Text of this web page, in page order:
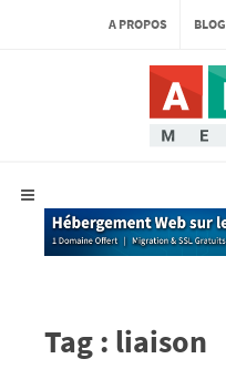
A PROPOS BLOG
Tag : liaison